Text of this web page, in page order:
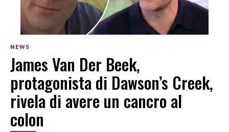
NEWS
James Van Der Beek,
protagonista di Dawson’s Creek,
rivela di avere un cancro al
colon